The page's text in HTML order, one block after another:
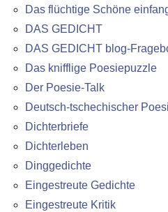
Das flüchtige Schöne
DAS GEDICHT
DAS GEDICHT blog-
Das knifflige Poesiepuzzle
Der Poesie-Talk
Deutsch-tschechischer
Dichterbriefe
Dichterleben
Dinggedichte
Eingestreute Gedichte
Eingestreute Kritik